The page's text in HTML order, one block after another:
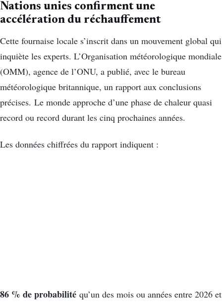
Nations unies confirment une
accélération du réchauffement
Cette fournaise locale s’inscrit dans un mouvement global qui
inquiète les experts. L’Organisation météorologique mondiale
(OMM), agence de l’ONU, a publié, avec le bureau
météorologique britannique, un rapport aux conclusions
précises. Le monde approche d’une phase de chaleur quasi
record ou record durant les cinq prochaines années.
Les données chiffrées du rapport indiquent :
86 % de probabilité qu’un des mois ou années entre 2026 et